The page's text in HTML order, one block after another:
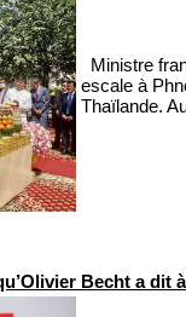
Ministre
escale à
Thaïlande.
Becht a